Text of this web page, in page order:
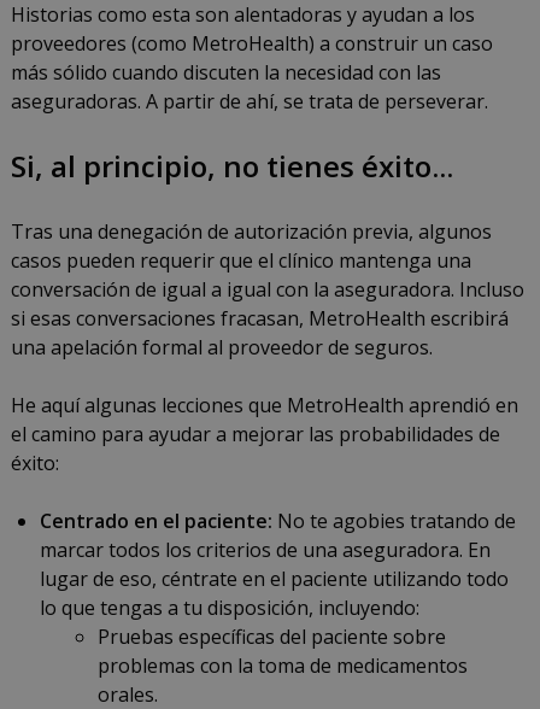
Historias como esta son alentadoras y ayudan a los
proveedores (como MetroHealth) a construir un caso
más sólido cuando discuten la necesidad con las
aseguradoras. A partir de ahí, se trata de perseverar.
Si, al principio, no tienes éxito...
Tras una denegación de autorización previa, algunos
casos pueden requerir que el clínico mantenga una
conversación de igual a igual con la aseguradora. Incluso
si esas conversaciones fracasan, MetroHealth escribirá
una apelación formal al proveedor de seguros.
He aquí algunas lecciones que MetroHealth aprendió en
el camino para ayudar a mejorar las probabilidades de
éxito:
Centrado en el paciente: No te agobies tratando de
marcar todos los criterios de una aseguradora. En
lugar de eso, céntrate en el paciente utilizando todo
lo que tengas a tu disposición, incluyendo:
Pruebas específicas del paciente sobre
problemas con la toma de medicamentos
orales.